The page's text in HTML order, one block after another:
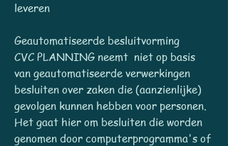
leveren
Geautomatiseerde besluitvorming
CVC PLANNING neemt niet op basis
van geautomatiseerde verwerkingen
besluiten over zaken die (aanzienlijke)
gevolgen kunnen hebben voor personen.
Het gaat hier om besluiten die worden
genomen door computerprogramma's of